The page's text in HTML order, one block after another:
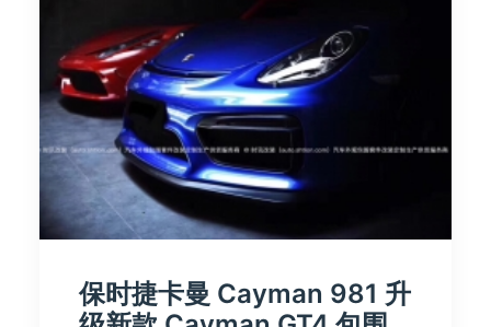
保时捷卡曼 Cayman 981 升